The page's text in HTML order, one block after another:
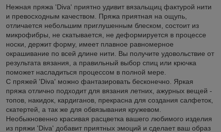
Нежная пряжа 'Diva' приятно удивит вязальщиц фактурой нити
и превосходным качеством. Пряжа приятная на ощупь,
отличается небольшим приглушенным блеском, состоит из
микрофибры, не скатывается, не деформируется в процессе
носки, держит форму, имеет плавное равномерное
окрашивание по всей длине нити. Вы получите удовольствие от
результата вязания, а правильный выбор спиц или крючка
поможет насладиться процессом в полной мере.
С пряжей 'Diva' можно фантазировать бесконечно. Яркая
пряжа отлично подходит для вязания летних, ажурных вещей -
топов, накидок, кардиганов, прекрасна для создания салфеток,
скатертей, а так же для обвязывания кружевом.
Необыкновенно красивая расцветка вашего любимого изделия
из пряжи 'Diva' добавит приятных эмоций и сделает ваш образ